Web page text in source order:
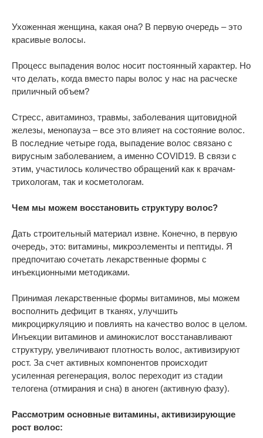
Ухоженная женщина, какая она? В первую очередь – это
красивые волосы.
Процесс выпадения волос носит постоянный характер. Но
что делать, когда вместо пары волос у нас на расческе
приличный объем?
Стресс, авитаминоз, травмы, заболевания щитовидной
железы, менопауза – все это влияет на состояние волос.
В последние четыре года, выпадение волос связано с
вирусным заболеванием, а именно COVID19. В связи с
этим, участилось количество обращений как к врачам-
трихологам, так и косметологам.
Чем мы можем восстановить структуру волос?
Дать строительный материал извне. Конечно, в первую
очередь, это: витамины, микроэлементы и пептиды. Я
предпочитаю сочетать лекарственные формы с
инъекционными методиками.
Принимая лекарственные формы витаминов, мы можем
восполнить дефицит в тканях, улучшить
микроциркуляцию и повлиять на качество волос в целом.
Инъекции витаминов и аминокислот восстанавливают
структуру, увеличивают плотность волос, активизируют
рост. За счет активных компонентов происходит
усиленная регенерация, волос переходит из стадии
телогена (отмирания и сна) в аноген (активную фазу).
Рассмотрим основные витамины, активизирующие
рост волос: